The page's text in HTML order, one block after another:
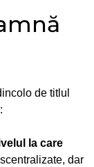
de titlul
la care
dar